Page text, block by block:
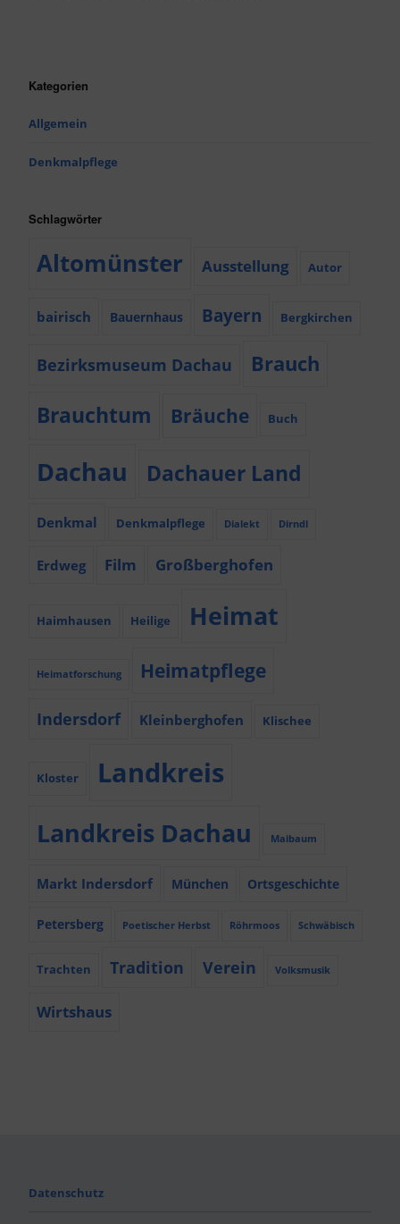
Kategorien
Allgemein
Denkmalpflege
Schlagwörter
Altomünster Ausstellung Autor
bairisch Bauernhaus Bayern Bergkirchen
Bezirksmuseum Dachau Brauch
Brauchtum Bräuche Buch
Dachau Dachauer Land
Denkmal Denkmalpflege Dialekt Dirndl
Erdweg Film Großberghofen
Haimhausen Heilige Heimat
Heimatforschung Heimatpflege
Indersdorf Kleinberghofen Klischee
Kloster Landkreis
Landkreis Dachau Maibaum
Markt Indersdorf München Ortsgeschichte
Petersberg Poetischer Herbst Röhrmoos Schwäbisch
Trachten Tradition Verein Volksmusik
Wirtshaus
Datenschutz